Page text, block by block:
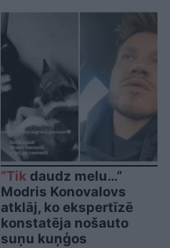
“Tik daudz melu…”
Modris Konovalovs
atklāj, ko ekspertīzē
konstatēja nošauto
suņu kuņģos